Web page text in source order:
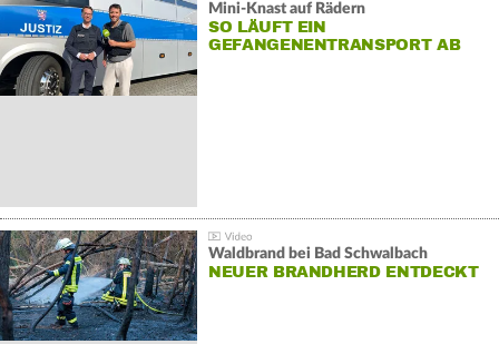
Mini-Knast auf Rädern
SO LÄUFT EIN
GEFANGENENTRANSPORT AB
Waldbrand bei Bad Schwalbach
NEUER BRANDHERD ENTDECKT